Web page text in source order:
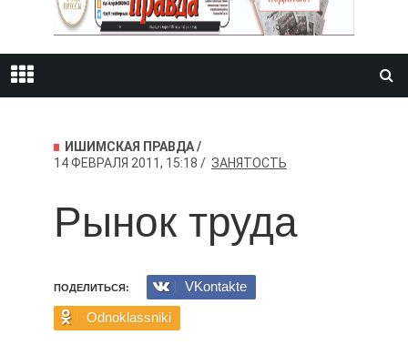
ИШИМСКАЯ ПРАВДА
14 ФЕВРАЛЯ 2011, 15:18
ЗАНЯТОСТЬ
Рынок труда
ПОДЕЛИТЬСЯ:
VKontakte
Odnoklassniki